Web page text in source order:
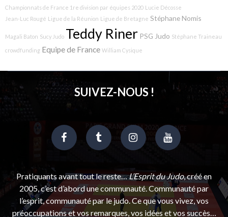
Championnats de France 1re division par équipes 2020 Lucie Décosse
Jean-Luc Rougé Ligue de la Réunion Ligue de Bretagne Stéphane Nomis
Magali Baton Sucy Judo Teddy Riner PSG Judo Stéphane Traineau
crowdfunding Equipe de France William Cysique
SUIVEZ-NOUS !
Pratiquants avant tout le reste…L’Esprit du Judo, créé en
2005, c’est d’abord une communauté. Communauté par
l’esprit, communauté par le judo. Ce que vous vivez, vos
préoccupations et vos remarques, vos idées et vos succès…